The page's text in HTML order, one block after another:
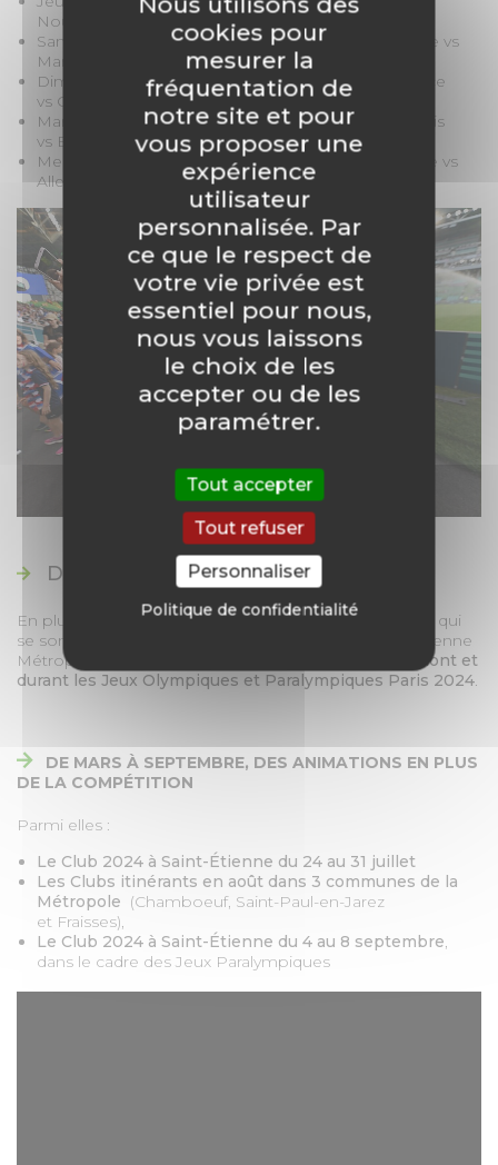
Nouvelle-Zélande
Samedi 27 juillet à 17h : groupe B masculin – Ukraine vs
Maroc
Dimanche 28 juillet à 21h : groupe A féminin – France
vs Canada
Mardi 30 juillet à 19h : groupe A masculin – Etats-Unis
vs Equipe encore inconnue
Mercredi 31 juillet à 19h : groupe B féminin – Zambie vs
Allemagne
DES ANIMATIONS
En plus des 6 matches du tournoi masculin et féminin qui
se sont déroulés au stade Geoffroy-Guichard, Saint-Étienne
Métropole a organisé
en amont et
durant les Jeux Olympiques et Paralympiques Paris 2024.
DE MARS À SEPTEMBRE, DES ANIMATIONS EN PLUS
DE LA COMPÉTITION
Parmi elles :
Le Club 2024 à Saint-Étienne du 24 au 31 juillet
Les Clubs itinérants en août dans 3 communes de la
Métropole (Chamboeuf, Saint-Paul-en-Jarez
et Fraisses),
Le Club 2024 à Saint-Étienne du 4 au 8 septembre,
dans le cadre des Jeux Paralympiques
cookies pour
mesurer la
fréquentation de
notre site et pour
vous proposer une
expérience
utilisateur
personnalisée. Par
ce que le respect de
votre vie privée est
essentiel pour nous,
nous vous laissons
le choix de les
accepter ou de les
paramétrer.
Tout accepter
Tout refuser
Personnaliser
Politique de confidentialité